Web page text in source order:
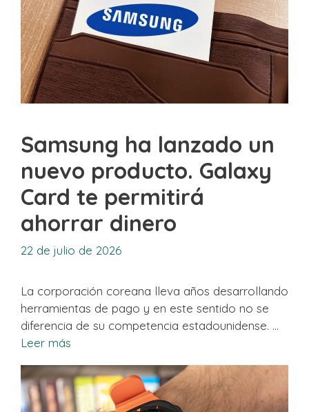
Samsung ha lanzado un
nuevo producto. Galaxy
Card te permitirá
ahorrar dinero
22 de julio de 2026
La corporación coreana lleva años desarrollando
herramientas de pago y en este sentido no se
diferencia de su competencia estadounidense. …
Leer más